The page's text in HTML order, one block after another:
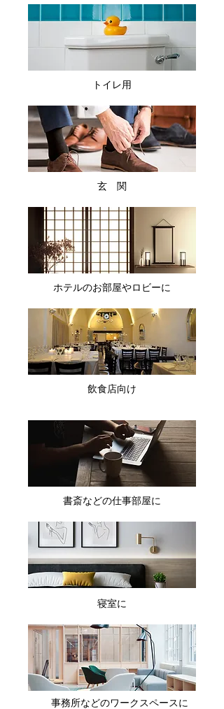
トイレ用
玄 関
ホテルのお部屋やロビーに
飲食店向け
書斎などの仕事部屋に
寝室に
事務所などのワークスペースに